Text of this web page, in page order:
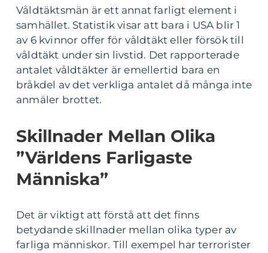
Våldtäktsmän är ett annat farligt element i
samhället. Statistik visar att bara i USA blir 1
av 6 kvinnor offer för våldtäkt eller försök till
våldtäkt under sin livstid. Det rapporterade
antalet våldtäkter är emellertid bara en
bråkdel av det verkliga antalet då många inte
anmäler brottet.
Skillnader Mellan Olika
”Världens Farligaste
Människa”
Det är viktigt att förstå att det finns
betydande skillnader mellan olika typer av
farliga människor. Till exempel har terrorister